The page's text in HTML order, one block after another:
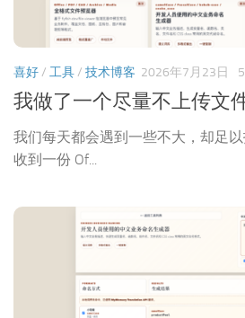
喜好/ 工具/ 技术博客 2026年7月23日
我做了一个尽量不上传文
我们每天都会遇到一些不大，却足以
收到一份 Of...